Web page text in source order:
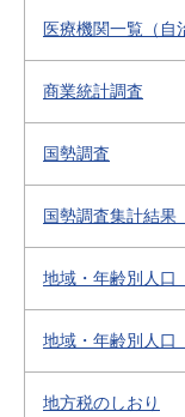
医療機関一覧（自
商業統計調査
国勢調査
国勢調査集計結果
地域・年齢別人口
地域・年齢別人口
地方税のしおり